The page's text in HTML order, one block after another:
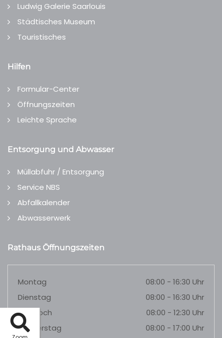
Ludwig Galerie Saarlouis
Städtisches Museum
Touristisches
Hilfen
Formular-Center
Öffnungszeiten
Leichte Sprache
Entsorgung und Abwasser
Müllabfuhr / Entsorgung
Service NBS
Abfallkalender
Abwasserwerk
Rathaus Öffnungszeiten
Montag
08:00 - 16:30 Uhr
Dienstag
08:00 - 16:30 Uhr
Mittwoch
08:00 - 12:30 Uhr
Donnerstag
08:00 - 17:00 Uhr